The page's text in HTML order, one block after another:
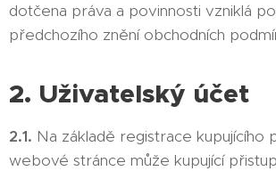
dotčena práva a povinnosti vzniklá
předchozího znění obchodních
2. Uživatelský účet
2.1. Na základě registrace kupujícího
webové stránce může kupující